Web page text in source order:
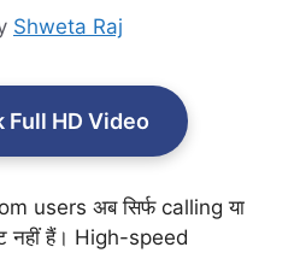
Shweta Raj
Full HD Video
users अब सिर्फ calling या
नहीं हैं। High-speed